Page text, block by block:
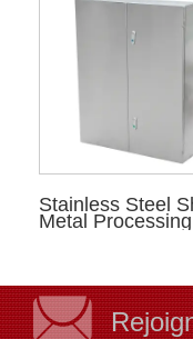
Stainless Steel
Metal Processing